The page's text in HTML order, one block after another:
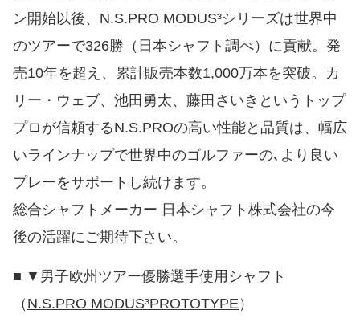
ン開始以後、N.S.PRO MODUS³シリーズは世界中
のツアーで326勝（日本シャフト調べ）に貢献。発
売10年を超え、累計販売本数1,000万本を突破。カ
リー・ウェブ、池田勇太、藤田さいきというトップ
プロが信頼するN.S.PROの高い性能と品質は、幅広
いラインナップで世界中のゴルファーの､より良い
プレーをサポートし続けます。
総合シャフトメーカー 日本シャフト株式会社の今
後の活躍にご期待下さい。
■ ▼男子欧州ツアー優勝選手使用シャフト
（ N.S.PRO MODUS³PROTOTYPE）